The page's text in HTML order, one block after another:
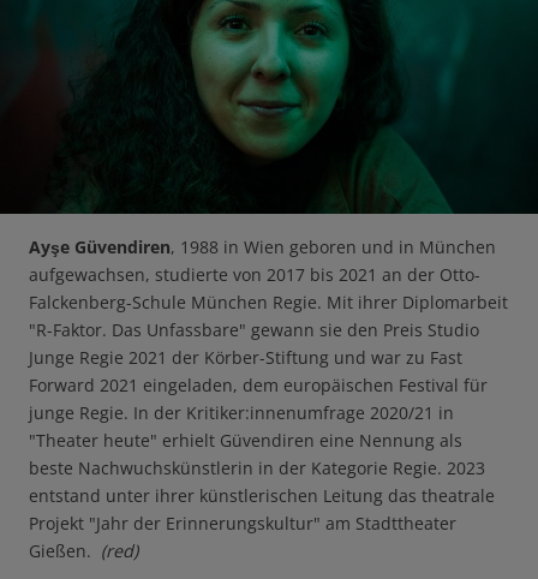
Ayşe Güvendiren, 1988 in Wien geboren und in München
aufgewachsen, studierte von 2017 bis 2021 an der Otto-
Falckenberg-Schule München Regie. Mit ihrer Diplomarbeit
"R-Faktor. Das Unfassbare" gewann sie den Preis Studio
Junge Regie 2021 der Körber-Stiftung und war zu Fast
Forward 2021 eingeladen, dem europäischen Festival für
junge Regie. In der Kritiker:innenumfrage 2020/21 in
"Theater heute" erhielt Güvendiren eine Nennung als
beste Nachwuchskünstlerin in der Kategorie Regie. 2023
entstand unter ihrer künstlerischen Leitung das theatrale
Projekt "Jahr der Erinnerungskultur" am Stadttheater
Gießen. (red)